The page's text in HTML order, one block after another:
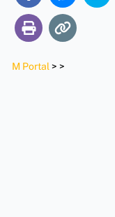
M Portal > >